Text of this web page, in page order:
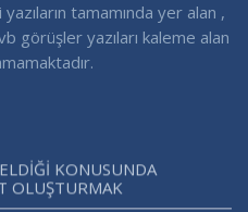
tamamında yer alan ,
görüşler yazıları kaleme alan
KONUSUNDA
OLUŞTURMAK